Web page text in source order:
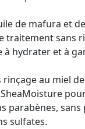
de mafura et
traitement sans
à hydrater et à
rinçage au miel
parabènes, sans
sulfates.